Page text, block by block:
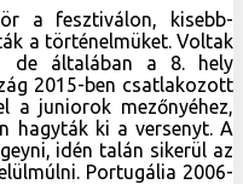
a fesztiválon, kisebb-
a történelmüket. Voltak
de általában a 8. hely
2015-ben csatlakozott
a juniorok mezőnyéhez,
hagyták ki a versenyt. A
idén talán sikerül az
Portugália 2006-